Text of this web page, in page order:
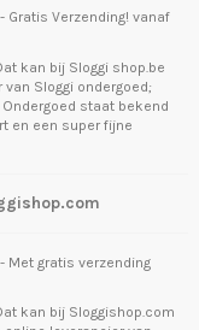
Gratis Verzending! vanaf
kan bij Sloggi shop.be
Sloggi ondergoed;
staat bekend
en een super fijne
Met gratis verzending
kan bij Sloggishop.com